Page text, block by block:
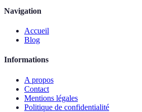
Navigation
Accueil
Blog
Informations
A propos
Contact
Mentions légales
Politique de confidentialité